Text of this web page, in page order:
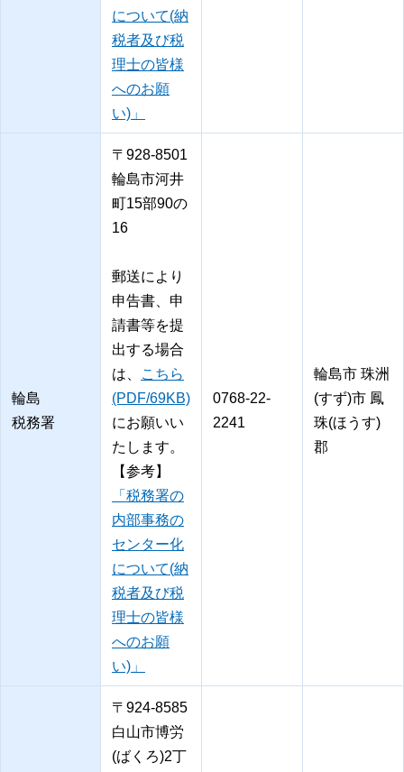
について(納
税者及び税
理士の皆様
へのお願
い)」
輪島
税務署
〒928-8501
輪島市河井
町15部90の
16
郵送により
申告書、申
請書等を提
出する場合
は、
こちら
(PDF/69KB)
にお願いい
たします。
【参考】
「税務署の
内部事務の
センター化
について(納
税者及び税
理士の皆様
へのお願
い)」
0768-22-
2241
輪島市 珠洲
(すず)市 鳳
珠(ほうす)
郡
〒924-8585
白山市博労
(ばくろ)2丁